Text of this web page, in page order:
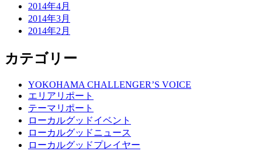
2014年4月
2014年3月
2014年2月
カテゴリー
YOKOHAMA CHALLENGER’S VOICE
エリアリポート
テーマリポート
ローカルグッドイベント
ローカルグッドニュース
ローカルグッドプレイヤー